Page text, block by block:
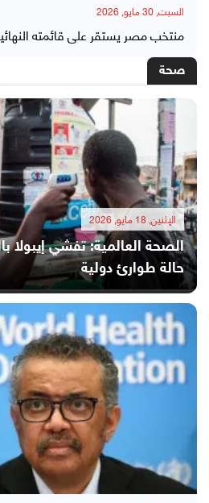
السبت, 30 مايو, 2026
منتخب مصر يستقر على قائمته النهائية
صحة
الإثنين, 18 مايو, 2026
الصحة العالمية: تفشي إيبولا
حالة طوارئ دولية